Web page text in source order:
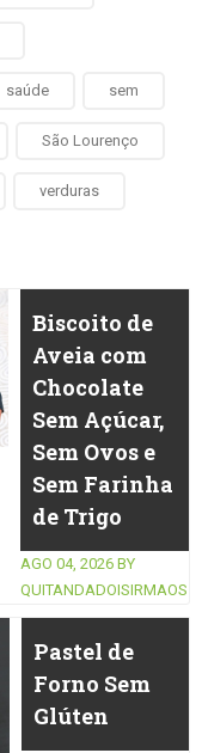
saúde sem
São Lourenço
verduras
Biscoito de
Aveia com
Chocolate
Sem Açúcar,
Sem Ovos e
Sem Farinha
de Trigo
AGO 04, 2026 BY
QUITANDADOISIRMAOS
Pastel de
Forno Sem
Glúten